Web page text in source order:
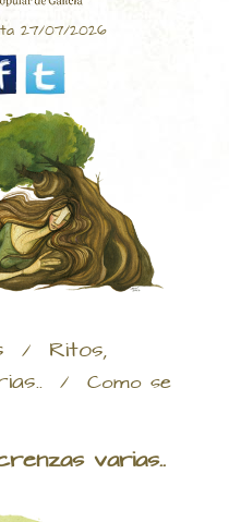
27/07/2026
/ Ritos,
/ Como se
varias..